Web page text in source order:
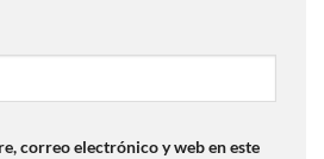
correo electrónico y web en este